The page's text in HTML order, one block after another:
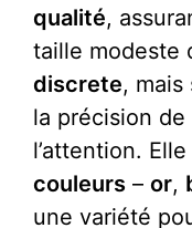
qualité,
taille modeste
discrete, mais
la précision
l’attention.
couleurs – or,
une variété